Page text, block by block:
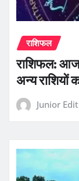
राशिफल
राशिफल: आज
अन्य राशियों
Junior